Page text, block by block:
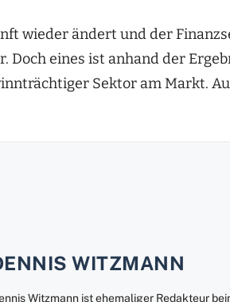
wieder ändert und der
eines ist anhand der
Sektor am Markt.
WITZMANN
Witzmann ist ehemaliger Redakteur